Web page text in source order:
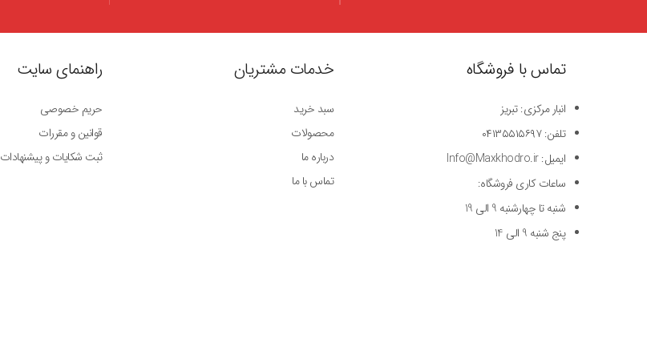
راهنمای سایت
حریم خصوصی
قوانین و مقررات
ثبت شکایات و پیشنهادات
خدمات مشتریان
سبد خرید
محصولات
درباره ما
تماس با ما
تماس با فروشگاه
انبار مرکزی: تبریز
تلفن: ۰۴۱۳۵۵۱۵۶۹۷
ایمیل: Info@Maxkhodro.ir
ساعات کاری فروشگاه:
شنبه تا چهارشنبه 9 الی 19
پنج شنبه 9 الی 14